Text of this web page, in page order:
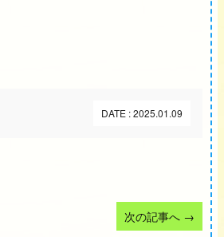
DATE : 2025.01.09
次の記事へ →